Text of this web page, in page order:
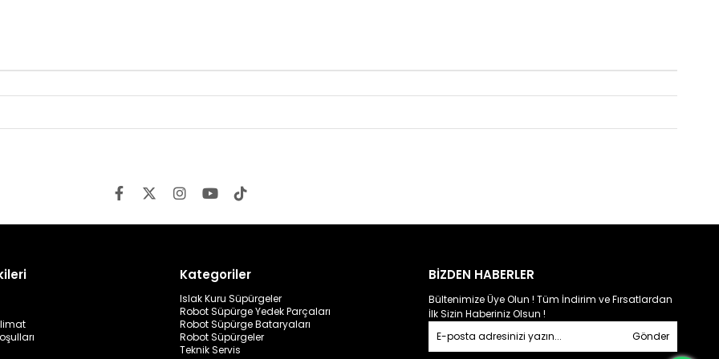
Kategoriler
Islak Kuru Süpürgeler
Robot Süpürge Yedek Parçaları
Robot Süpürge Bataryaları
Robot Süpürgeler
Teknik Servis
BİZDEN HABERLER
Bültenimize Üye Olun ! Tüm İndirim ve Fırsatlardan
İlk Sizin Haberiniz Olsun !
Gönder